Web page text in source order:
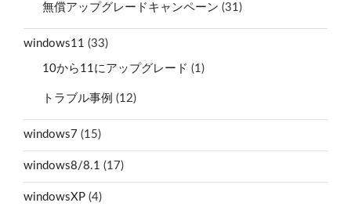
無償アップグレードキャンペーン (31)
windows11 (33)
10から11にアップグレード (1)
トラブル事例 (12)
windows7 (15)
windows8/8.1 (17)
windowsXP (4)